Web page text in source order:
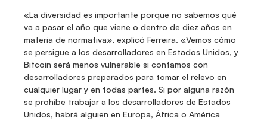
«La diversidad es importante porque no sabemos qué
va a pasar el año que viene o dentro de diez años en
materia de normativa», explicó Ferreira. «Vemos cómo
se persigue a los desarrolladores en Estados Unidos, y
Bitcoin será menos vulnerable si contamos con
desarrolladores preparados para tomar el relevo en
cualquier lugar y en todas partes. Si por alguna razón
se prohíbe trabajar a los desarrolladores de Estados
Unidos, habrá alguien en Europa, África o América